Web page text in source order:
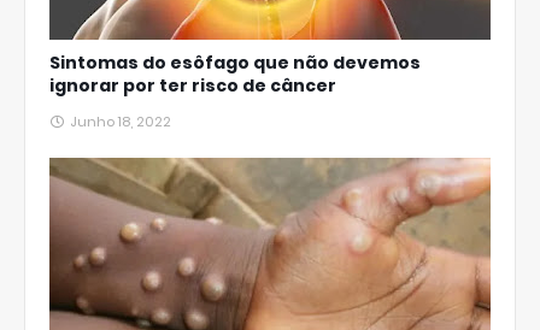
Sintomas do esôfago que não devemos
ignorar por ter risco de câncer
Junho 18, 2022